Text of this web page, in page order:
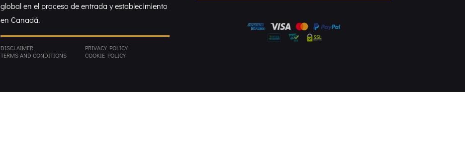
global en el proceso de entrada y establecimiento
en Canadá.
DISCLAIMER
PRIVACY POLICY
TERMS AND CONDITIONS
COOKIE POLICY